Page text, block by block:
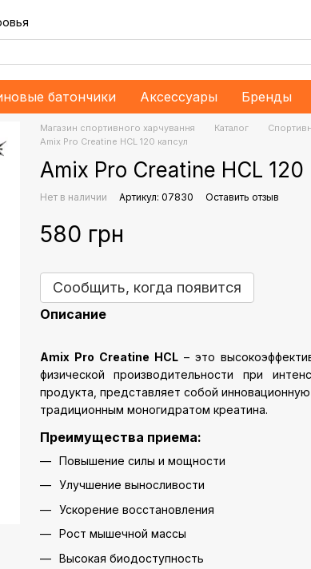
батончики Аксессуары Бренды
Магазин спортивного харчування Каталог
Amix Pro Creatine HCL 120 капсул
Amix Pro Creatine HCL 120
Нет в наличии Артикул: 07830 Оставить отзыв
580 грн
Сообщить, когда появится
Описание
Amix Pro Creatine HCL– это
физической производительности при
продукта, представляет собой
традиционным моногидратом креатина.
Преимущества приема:
Повышение силы и мощности
Улучшение выносливости
Ускорение восстановления
Рост мышечной массы
Высокая биодоступность